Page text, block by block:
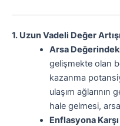
1. Uzun Vadeli Değer Artışı
Arsa
gelişmekte olan
kazanma
ulaşım
hale gelmesi,
Enflasyona